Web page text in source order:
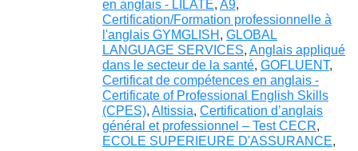
en anglais - LILATE, A9,
Certification/Formation professionnelle à
l'anglais GYMGLISH , GLOBAL
LANGUAGE SERVICES, Anglais appliqué
dans le secteur de la santé, GOFLUENT,
Certificat de compétences en anglais -
Certificate of Professional English Skills
(CPES), Altissia, Certification d’anglais
général et professionnel – Test CECR,
ECOLE SUPERIEURE D'ASSURANCE,